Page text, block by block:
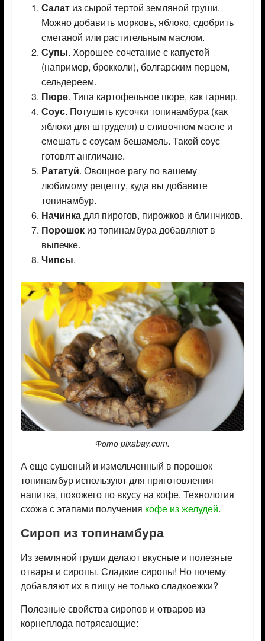
Салатиз сырой тертой земляной груши.
Можно добавить морковь, яблоко, сдобрить
сметаной или растительным маслом.
Супы. Хорошее сочетание с капустой
(например, брокколи), болгарским перцем,
сельдереем.
Пюре. Типа картофельное пюре, как гарнир.
Соус. Потушить кусочки топинамбура (как
яблоки для штруделя) в сливочном масле и
смешать с соусам бешамель. Такой соус
готовят англичане.
Рататуй. Овощное рагу по вашему
любимому рецепту, куда вы добавите
топинамбур.
Начинкадля пирогов, пирожков и блинчиков.
Порошокиз топинамбура добавляют в
выпечке.
Чипсы.
Фото pixabay.com.
А еще сушеный и измельченный в порошок
топинамбур используют для приготовления
напитка, похожего по вкусу на кофе. Технология
схожа с этапами получения кофе из желудей.
Сироп из топинамбура
Из земляной груши делают вкусные и полезные
отвары и сиропы. Сладкие сиропы! Но почему
добавляют их в пищу не только сладкоежки?
Полезные свойства сиропов и отваров из
корнеплода потрясающие: